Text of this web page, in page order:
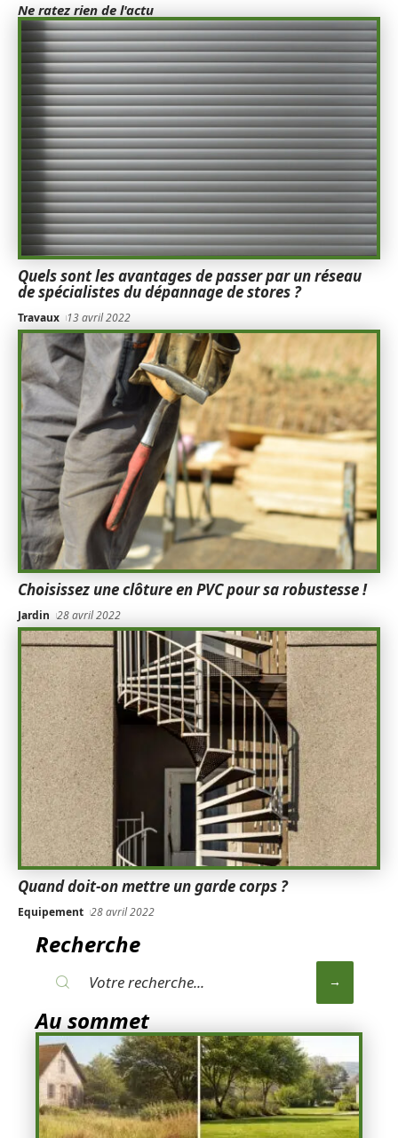
Ne ratez rien de l'actu
Quels sont les avantages de passer par un réseau
de spécialistes du dépannage de stores ?
Travaux 13 avril 2022
Choisissez une clôture en PVC pour sa robustesse !
Jardin 28 avril 2022
Quand doit-on mettre un garde corps ?
Equipement 28 avril 2022
Recherche
Au sommet